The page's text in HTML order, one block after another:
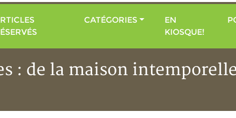
CATÉGORIES
EN
KIOSQUE!
: de la maison